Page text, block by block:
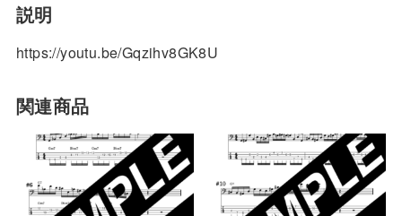
説明
https://youtu.be/Gqzihv8GK8U
関連商品